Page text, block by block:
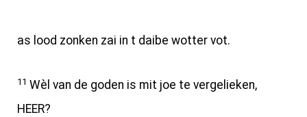
as lood zonken zai in t daibe wotter vot.
11 Wèl van de goden is mit joe te vergelieken,
HEER?